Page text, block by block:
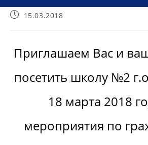
Запись15.03.2018
Приглашаем Вас и
посетить школу №2
18 марта 2018
мероприятия по